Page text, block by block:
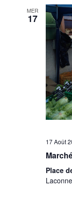
MER
17
17 Août
Place